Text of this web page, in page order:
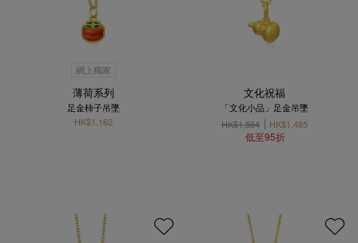
網上獨家
薄荷系列
足金柿子吊墜
HK$1,162
文化祝福
「文化小品」足金吊墜
HK$1,564
HK$1,485
低至95折